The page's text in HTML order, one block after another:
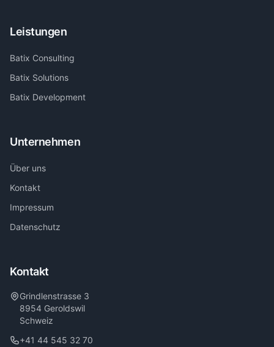
Leistungen
Batix Consulting
Batix Solutions
Batix Development
Unternehmen
Über uns
Kontakt
Impressum
Datenschutz
Kontakt
Grindlenstrasse 3
8954 Geroldswil
Schweiz
+41 44 545 32 70